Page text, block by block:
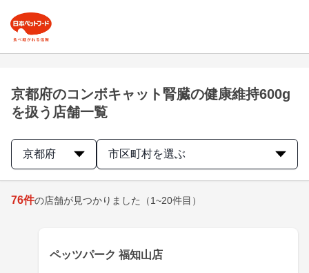
京都府のコンボキャット腎臓の健康維持600g
を扱う店舗一覧
京都府 市区町村を選ぶ
76件の店舗が見つかりました （1~20件目）
ペッツパーク 福知山店